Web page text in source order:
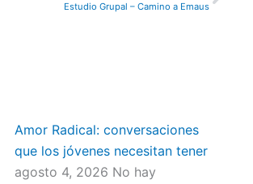
Estudio Grupal – Camino a Emaus
Amor Radical: conversaciones
que los jóvenes necesitan tener
agosto 4, 2026 No hay